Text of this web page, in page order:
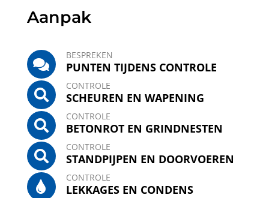
Aanpak
BESPREKEN
PUNTEN TIJDENS CONTROLE
CONTROLE
SCHEUREN EN WAPENING
CONTROLE
BETONROT EN GRINDNESTEN
CONTROLE
STANDPIJPEN EN DOORVOEREN
CONTROLE
LEKKAGES EN CONDENS